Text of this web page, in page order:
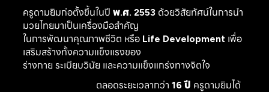
ครูดามยิมก่อตั้งขึ้นในปี พ.ศ. 2553ด้วยวิสัยทัศน์ในการนำ
มวยไทยมาเป็นเครื่องมือสำคัญ
ในการพัฒนาคุณภาพชีวิต หรือ Life Developmentเพื่อ
เสริมสร้างทั้งความแข็งแรงของ
ร่างกาย ระเบียบวินัย และความแข็งแกร่งทางจิตใจ
ตลอดระยะเวลากว่า 16 ปี ครูดามยิมได้